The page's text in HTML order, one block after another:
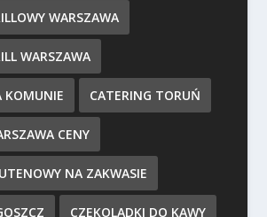
WARSZAWA
WARSZAWA
KOMUNIE CATERING TORUŃ
CENY
NA ZAKWASIE
CZEKOLADKI DO KAWY